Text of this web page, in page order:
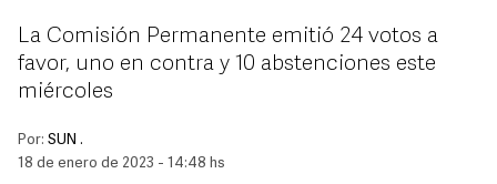
La Comisión Permanente emitió 24 votos a
favor, uno en contra y 10 abstenciones este
miércoles
Por: SUN .
18 de enero de 2023 - 14:48 hs